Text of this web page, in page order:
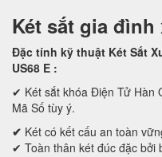
Két sắt gia đình
Đặc tính kỹ thuật Két Sắt
US68 E :
✔ Két sắt khóa Điện Tử Hàn
Mã Số tùy ý.
✔ Két có kết cấu an toàn
✔ Toàn thân két đúc đặc bởi